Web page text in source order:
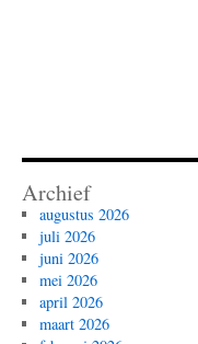
Archief
augustus 2026
juli 2026
juni 2026
mei 2026
april 2026
maart 2026